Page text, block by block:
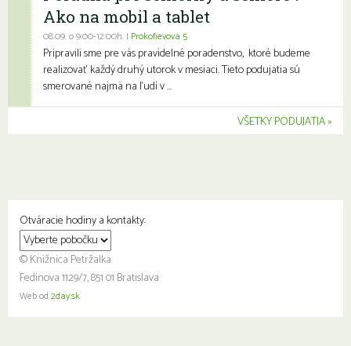
Ako na mobil a tablet
08.09. o 9:00-12:00h. | Prokofievova 5
Pripravili sme pre vás pravidelné poradenstvo, ktoré budeme
realizovať každý druhý utorok v mesiaci. Tieto podujatia sú
smerované najmä na ľudí v ...
VŠETKY PODUJATIA
Otváracie hodiny a kontakty:
© Knižnica Petržalka
Fedinova 1129/7, 851 01 Bratislava
Web od 2day.sk